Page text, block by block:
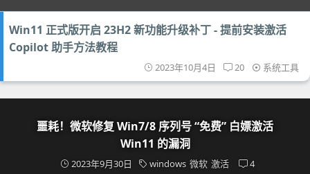
Win11 正式版开启 23H2 新功能升级补丁 - 提前安装激活
Copilot 助手方法教程
2023年10月4日 20 系统工具
噩耗！微软修复 Win7/8 序列号 “免费” 白嫖激活
Win11 的漏洞
2023年9月30日 windows 微软 激活 4